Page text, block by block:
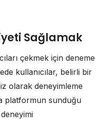
Sağlamak
çekmek için deneme
kullanıcılar, belirli bir
olarak deneyimleme
platformun sunduğu